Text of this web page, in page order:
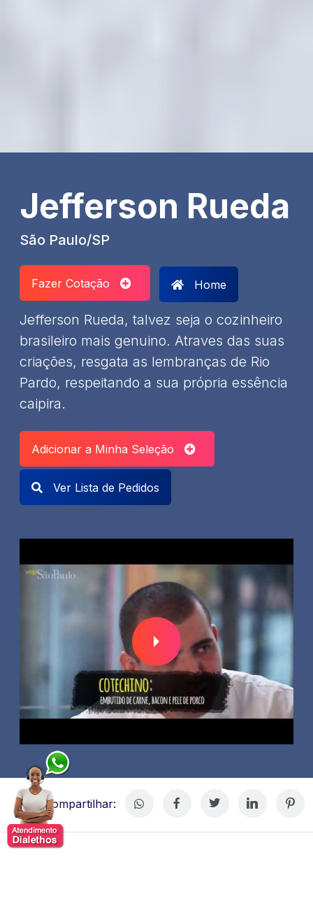
Jefferson Rueda
São Paulo/SP
Fazer Cotação Home
Jefferson Rueda, talvez seja o cozinheiro
brasileiro mais genuino. Atraves das suas
criações, resgata as lembranças de Rio
Pardo, respeitando a sua própria essência
caipira.
Adicionar a Minha Seleção
Ver Lista de Pedidos
Compartilhar: